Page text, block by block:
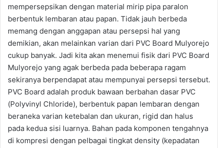
mempersepsikan dengan material mirip pipa paralon
berbentuk lembaran atau papan. Tidak jauh berbeda
memang dengan anggapan atau persepsi hal yang
demikian, akan melainkan varian dari PVC Board Mulyorejo
cukup banyak. Jadi kita akan menemui fisik dari PVC Board
Mulyorejo yang agak berbeda pada beberapa ragam
sekiranya berpendapat atau mempunyai persepsi tersebut.
PVC Board adalah produk bawaan berbahan dasar PVC
(Polyvinyl Chloride), berbentuk papan lembaran dengan
beraneka varian ketebalan dan ukuran, rigid dan halus
pada kedua sisi luarnya. Bahan pada komponen tengahnya
di kompresi dengan pelbagai tingkat density (kepadatan